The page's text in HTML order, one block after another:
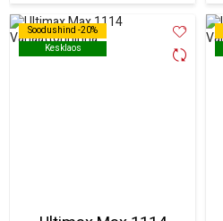
Soodushind -20%
Kesklaos
Soodushind -20%
Kesklaos